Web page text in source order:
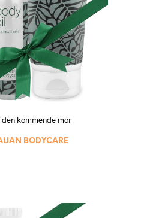
den kommende mor
BODYCARE